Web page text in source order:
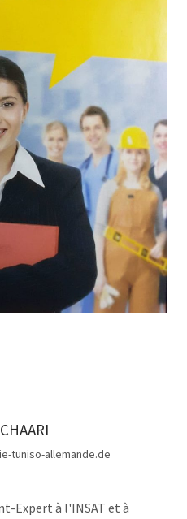
tuniso-allemande.de
Expert à l'INSAT et à